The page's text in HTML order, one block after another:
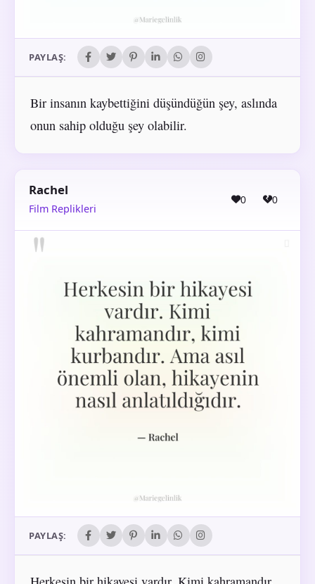
PAYLAŞ:
Bir insanın kaybettiğini düşündüğün şey, aslında
onun sahip olduğu şey olabilir.
Rachel
Film Replikleri
0 0
PAYLAŞ: